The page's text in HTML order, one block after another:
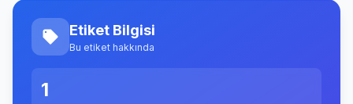
Etiket Bilgisi
Bu etiket hakkında
1